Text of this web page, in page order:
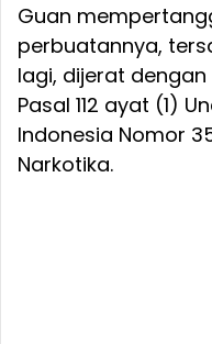
Guan
perbuatannya,
lagi, dijerat dengan
Pasal 112 ayat (1)
Indonesia Nomor
Narkotika.